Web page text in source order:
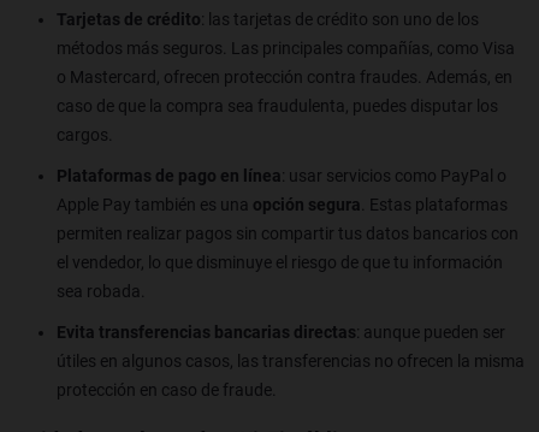
Tarjetas de crédito: las tarjetas de crédito son uno de los
métodos más seguros. Las principales compañías, como Visa
o Mastercard, ofrecen protección contra fraudes. Además, en
caso de que la compra sea fraudulenta, puedes disputar los
cargos.
Plataformas de pago en línea: usar servicios como PayPal o
Apple Pay también es una opción segura. Estas plataformas
permiten realizar pagos sin compartir tus datos bancarios con
el vendedor, lo que disminuye el riesgo de que tu información
sea robada.
Evita transferencias bancarias directas: aunque pueden ser
útiles en algunos casos, las transferencias no ofrecen la misma
protección en caso de fraude.